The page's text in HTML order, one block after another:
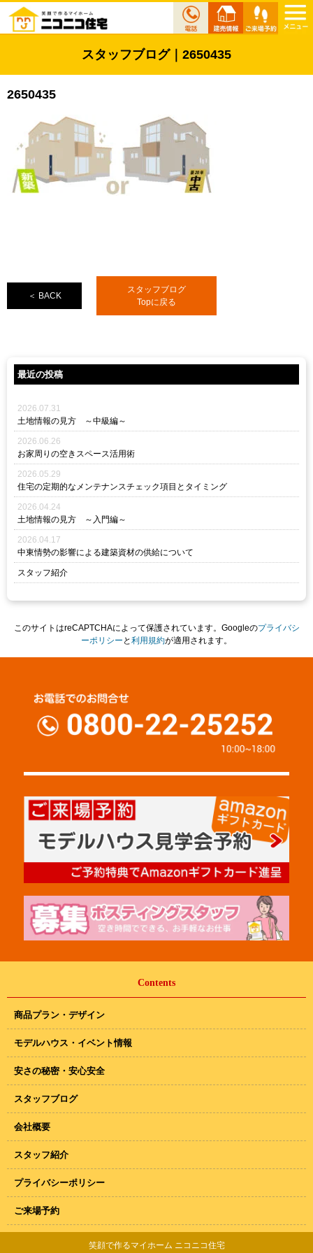
スタッフブログ｜2650435
2650435
＜ BACK
スタッフブログ
Topに戻る
最近の投稿
2026.07.31
土地情報の見方 ～中級編～
2026.06.26
お家周りの空きスペース活用術
2026.05.29
住宅の定期的なメンテナンスチェック項目とタイミング
2026.04.24
土地情報の見方 ～入門編～
2026.04.17
中東情勢の影響による建築資材の供給について
スタッフ紹介
このサイトはreCAPTCHAによって保護されています。Googleのプライバシ
ーポリシー と利用規約が適用されます。
Contents
商品プラン・デザイン
モデルハウス・イベント情報
安さの秘密・安心安全
スタッフブログ
会社概要
スタッフ紹介
プライバシーポリシー
ご来場予約
笑顔で作るマイホーム ニコニコ住宅